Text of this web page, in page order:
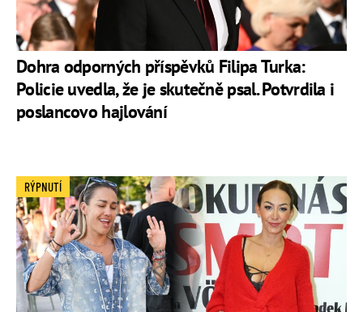
Dohra odporných příspěvků Filipa Turka:
Policie uvedla, že je skutečně psal. Potvrdila i
poslancovo hajlování
RÝPNUTÍ